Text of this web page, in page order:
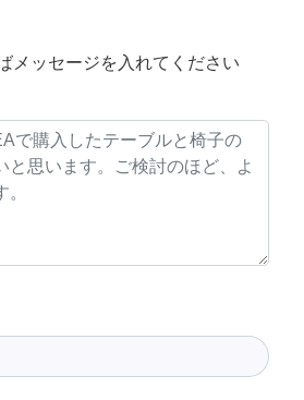
メッセージを入れてください